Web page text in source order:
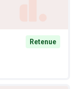
Retenue